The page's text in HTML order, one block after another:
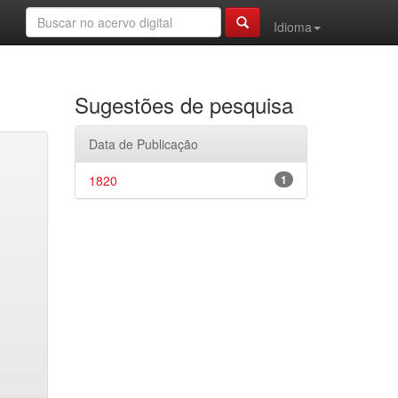
Idioma
Sugestões de pesquisa
Data de Publicação
1
1820